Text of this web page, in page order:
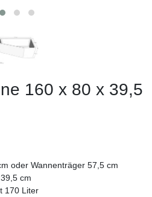
160 x 80 x 39,5
oder Wannenträger 57,5 cm
cm
170 Liter